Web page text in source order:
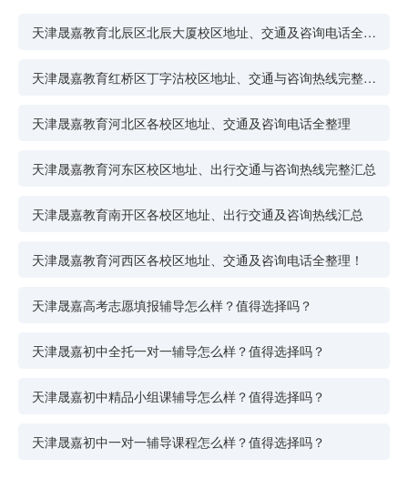
天津晟嘉教育北辰区北辰大厦校区地址、交通及咨询电话全整
天津晟嘉教育红桥区丁字沽校区地址、交通与咨询热线完整整
天津晟嘉教育河北区各校区地址、交通及咨询电话全整理
天津晟嘉教育河东区校区地址、出行交通与咨询热线完整汇总
天津晟嘉教育南开区各校区地址、出行交通及咨询热线汇总
天津晟嘉教育河西区各校区地址、交通及咨询电话全整理！
天津晟嘉高考志愿填报辅导怎么样？值得选择吗？
天津晟嘉初中全托一对一辅导怎么样？值得选择吗？
天津晟嘉初中精品小组课辅导怎么样？值得选择吗？
天津晟嘉初中一对一辅导课程怎么样？值得选择吗？